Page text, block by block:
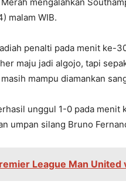
malam WIB.
penalti pada menit ke-
maju jadi algojo, tapi
mampu diamankan
unggul 1-0 pada
umpan silang Bruno
League Man